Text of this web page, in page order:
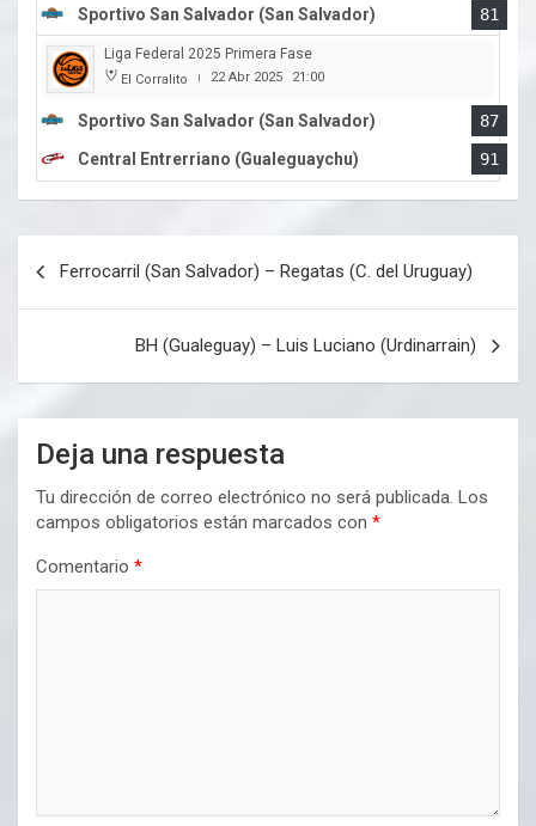
Sportivo San Salvador (San Salvador)
81
Liga Federal 2025 Primera Fase
El Corralito | 22 Abr 2025 21:00
Sportivo San Salvador (San Salvador)
87
Central Entrerriano (Gualeguaychu)
91
entradas
Ferrocarril (San Salvador) – Regatas (C. del Uruguay)
BH (Gualeguay) – Luis Luciano (Urdinarrain)
Deja una respuesta
Tu dirección de correo electrónico no será publicada. Los
campos obligatorios están marcados con *
Comentario *